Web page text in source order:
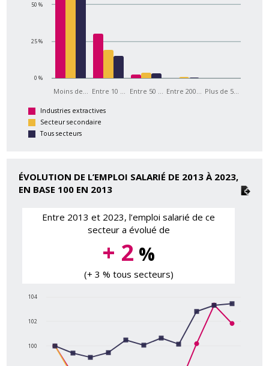
Moins de… Entre 10 … Entre 50 … Entre 200… Plus de 5…
0 %
25 %
50 %
Industries extractives
Secteur secondaire
Tous secteurs
ÉVOLUTION DE L’EMPLOI SALARIÉ DE 2013 À 2023,
EN BASE 100 EN 2013
Entre 2013 et 2023, l’emploi salarié de ce
secteur a évolué de
+ 2 %
(+ 3 % tous secteurs)
100
102
104